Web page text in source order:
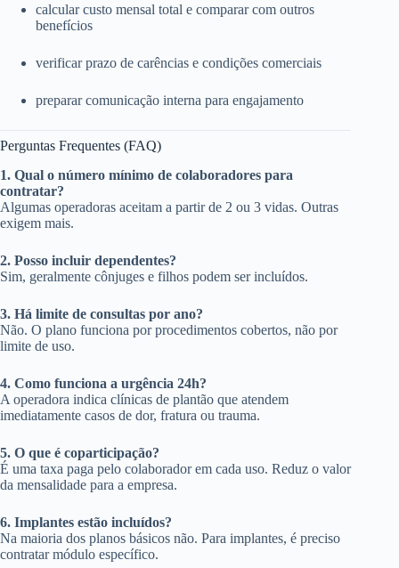
calcular custo mensal total e comparar com outros
benefícios
verificar prazo de carências e condições comerciais
preparar comunicação interna para engajamento
Perguntas Frequentes (FAQ)
1. Qual o número mínimo de colaboradores para
contratar?
Algumas operadoras aceitam a partir de 2 ou 3 vidas. Outras
exigem mais.
2. Posso incluir dependentes?
Sim, geralmente cônjuges e filhos podem ser incluídos.
3. Há limite de consultas por ano?
Não. O plano funciona por procedimentos cobertos, não por
limite de uso.
4. Como funciona a urgência 24h?
A operadora indica clínicas de plantão que atendem
imediatamente casos de dor, fratura ou trauma.
5. O que é coparticipação?
É uma taxa paga pelo colaborador em cada uso. Reduz o valor
da mensalidade para a empresa.
6. Implantes estão incluídos?
Na maioria dos planos básicos não. Para implantes, é preciso
contratar módulo específico.